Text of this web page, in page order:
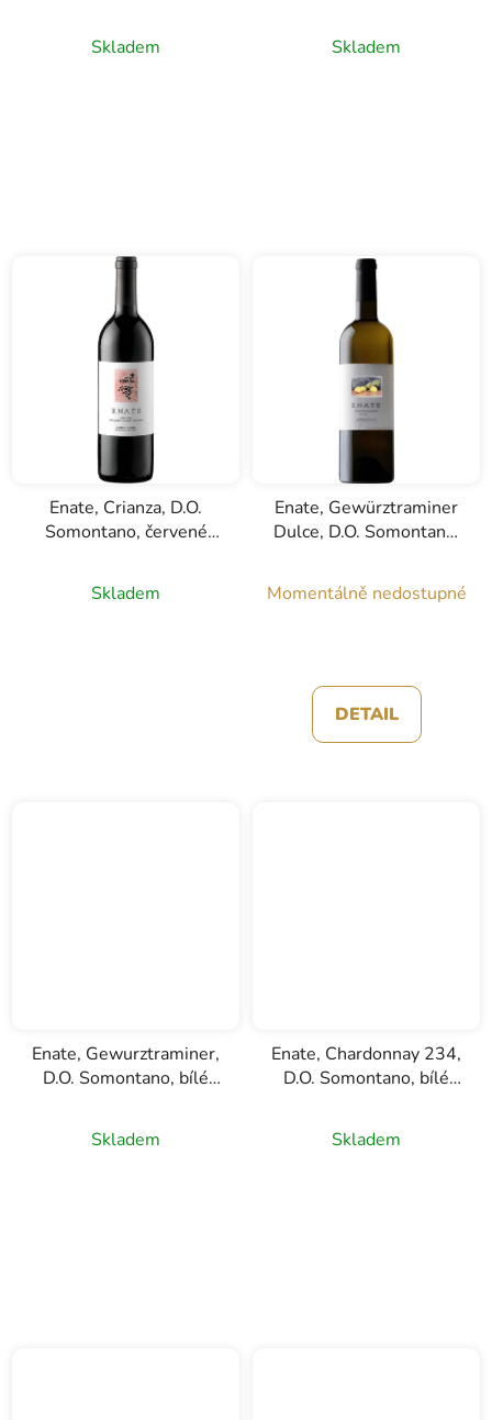
víno, 0,75l
Skladem
víno, 0,75l
Skladem
Enate, Crianza, D.O.
Somontano, červené
Skladem
Enate, Gewürztraminer
Dulce, D.O. Somontano,
Momentálně nedostupné
DETAIL
Enate, Gewurztraminer,
D.O. Somontano, bílé
Skladem
Enate, Chardonnay 234,
D.O. Somontano, bílé
Skladem